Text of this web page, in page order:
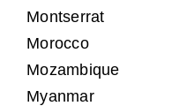
Montserrat
Morocco
Mozambique
Myanmar